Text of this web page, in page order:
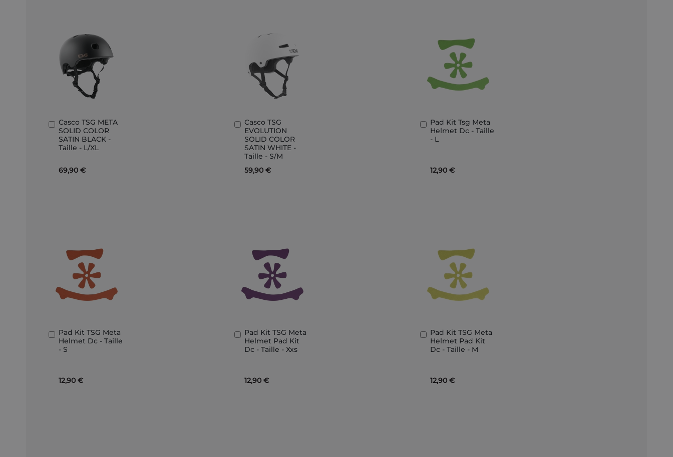
Casco TSG META
SOLID COLOR
SATIN BLACK -
Taille - L/XL
69,90 €
Aggiungi
al
Carrello
Casco TSG
EVOLUTION
SOLID COLOR
SATIN WHITE -
Taille - S/M
59,90 €
Aggiungi
al
Carrello
Pad Kit Tsg Meta
Helmet Dc - Taille
- L
12,90 €
Aggiungi
al
Carrello
Pad Kit TSG Meta
Helmet Dc - Taille
- S
12,90 €
Aggiungi
al
Carrello
Pad Kit TSG Meta
Helmet Pad Kit
Dc - Taille - Xxs
12,90 €
Aggiungi
al
Carrello
Pad Kit TSG Meta
Helmet Pad Kit
Dc - Taille - M
12,90 €
Aggiungi
al
Carrello